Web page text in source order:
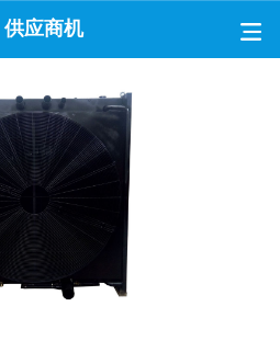
供应商机